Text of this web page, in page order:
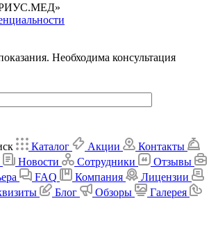
Необходима консультация
Каталог Акции
Контакты
Новости Сотрудники
Отзывы
FAQ Компания
Лицензии
Блог Обзоры
Галерея